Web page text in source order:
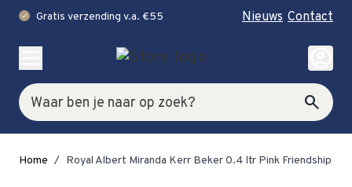
check Gratis verzending v.a. €55 Nieuws Contact
Zoek search
account_circle
Home / Royal Albert Miranda Kerr Beker 0.4 ltr Pink Friendship